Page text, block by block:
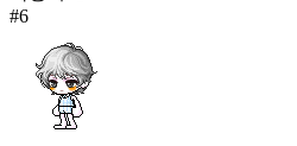
#6